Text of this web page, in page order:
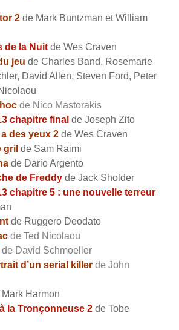
2 de Mark Buntzman et William
de la Nuit de Wes Craven
jeu de Charles Band, Rosemarie
David Allen, Steven Ford, Peter
de Nico Mastorakis
chapitre final de Joseph Zito
des yeux 2 de Wes Craven
gril de Sam Raimi
de Dario Argento
de Freddy de Jack Sholder
chapitre 5 : une nouvelle terreur
de Ruggero Deodato
de Ted Nicolaou
de David Schmoeller
d’un serial killer de John
Harmon
la Tronçonneuse 2 de Tobe